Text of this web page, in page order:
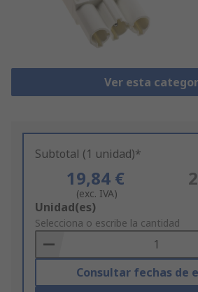
Ver esta
Subtotal (1 unidad)*
19,84 €
(exc. IVA)
Add
to
Basket
Unidad(es)
Selecciona o escribe la cantidad
Consultar fechas de